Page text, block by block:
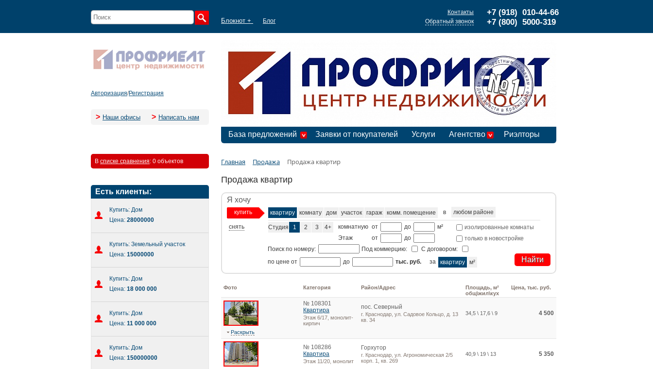
Блокнот + Блог
+7 (918) 010-44-66
+7 (800) 5000-319
Контакты
Обратный звонок
Авторизация/Регистрация
> Наши офисы > Написать нам
База предложений Заявки от покупателей Услуги Агентство Риэлторы
В списке сравнения: 0 объектов
Есть клиенты:
Купить: Дом
Цена: 28000000
Купить: Земельный участок
Цена: 15000000
Купить: Дом
Цена: 18 000 000
Купить: Дом
Цена: 11 000 000
Купить: Дом
Цена: 150000000
Главная Продажа Продажа квартир
Продажа квартир
Я хочу
купить
снять
квартиру комнату дом участок гараж комм. помещение в любом районе
Студия 1 2 3 4+ комнатную от до м²
изолированные комнаты
Этаж
от до
только в новостройке
Поиск по номеру:
Под коммерцию:
С договором:
по цене от
до тыс. руб. за квартиру м²
Фото Категория Район/Адрес
Площадь, м²
общ\жил\кух
Цена, тыс. руб.
№ 108301
Квартира
Этаж 6/17, монолит-
кирпич
пос. Северный
г. Краснодар, ул. Садовое Кольцо, д. 13
кв. 34
34,5 \ 17,6 \ 9 4 500
Раскрыть
№ 108286
Квартира
Этаж 11/20, монолит
Горхутор
г. Краснодар, ул. Агрономическая 2/5
корп. 1, кв. 269
40,9 \ 19 \ 13 5 350